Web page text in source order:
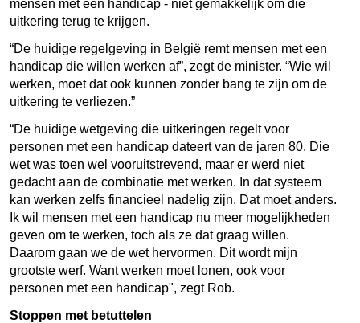
mensen met een handicap - niet gemakkelijk om die
uitkering terug te krijgen.
“De huidige regelgeving in België remt mensen met een
handicap die willen werken af”, zegt de minister. “Wie wil
werken, moet dat ook kunnen zonder bang te zijn om de
uitkering te verliezen.”
“De huidige wetgeving die uitkeringen regelt voor
personen met een handicap dateert van de jaren 80. Die
wet was toen wel vooruitstrevend, maar er werd niet
gedacht aan de combinatie met werken. In dat systeem
kan werken zelfs financieel nadelig zijn. Dat moet anders.
Ik wil mensen met een handicap nu meer mogelijkheden
geven om te werken, toch als ze dat graag willen.
Daarom gaan we de wet hervormen. Dit wordt mijn
grootste werf. Want werken moet lonen, ook voor
personen met een handicap", zegt Rob.
Stoppen met betuttelen